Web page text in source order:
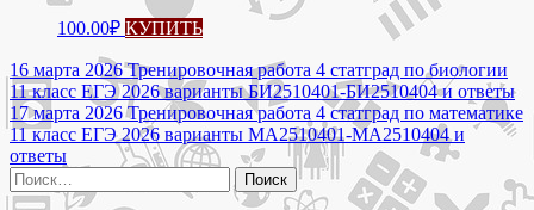
100.00₽ КУПИТЬ
Навигация
по
записям
16 марта 2026 Тренировочная работа 4 статград по биологии
11 класс ЕГЭ 2026 варианты БИ2510401-БИ2510404 и ответы
17 марта 2026 Тренировочная работа 4 статград по математике
11 класс ЕГЭ 2026 варианты МА2510401-МА2510404 и
ответы
Найти: